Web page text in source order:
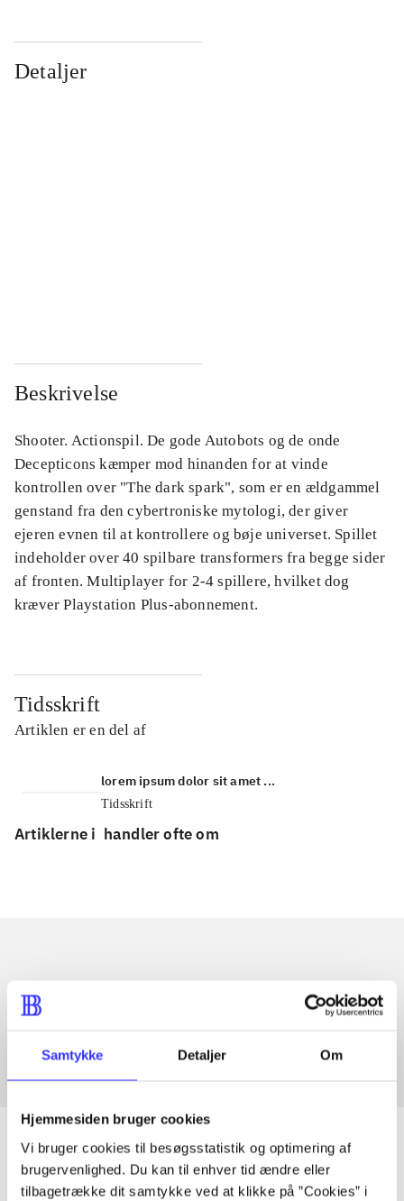
Samtykke Detaljer Om
Hjemmesiden bruger cookies
Vi bruger cookies til besøgsstatistik og optimering af
brugervenlighed. Du kan til enhver tid ændre eller
tilbagetrække dit samtykke ved at klikke på ”Cookies” i
Detaljer
Beskrivelse
Shooter. Actionspil. De gode Autobots og de onde
Decepticons kæmper mod hinanden for at vinde
kontrollen over "The dark spark", som er en ældgammel
genstand fra den cybertroniske mytologi, der giver
ejeren evnen til at kontrollere og bøje universet. Spillet
indeholder over 40 spilbare transformers fra begge sider
af fronten. Multiplayer for 2-4 spillere, hvilket dog
kræver Playstation Plus-abonnement.
Tidsskrift
Artiklen er en del af
lorem ipsum dolor sit amet ...
Tidsskrift
Artiklerne i handler ofte om
Artikler med samme emner
Fra
Artikler